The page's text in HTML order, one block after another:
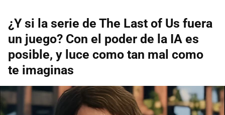
¿Y si la serie de The Last of Us fuera
un juego? Con el poder de la IA es
posible, y luce como tan mal como
te imaginas